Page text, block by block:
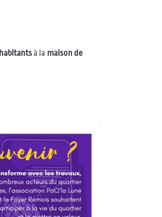
habitantsà la maison de